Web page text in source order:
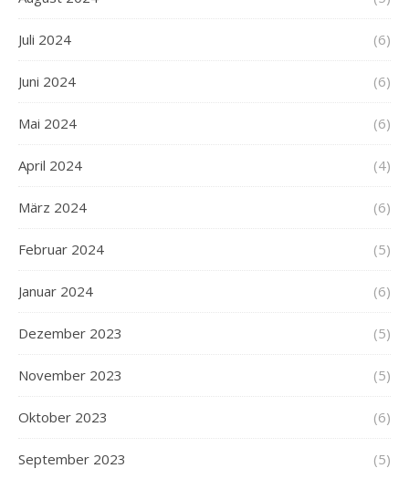
Juli 2024 (6)
Juni 2024 (6)
Mai 2024 (6)
April 2024 (4)
März 2024 (6)
Februar 2024 (5)
Januar 2024 (6)
Dezember 2023 (5)
November 2023 (5)
Oktober 2023 (6)
September 2023 (5)